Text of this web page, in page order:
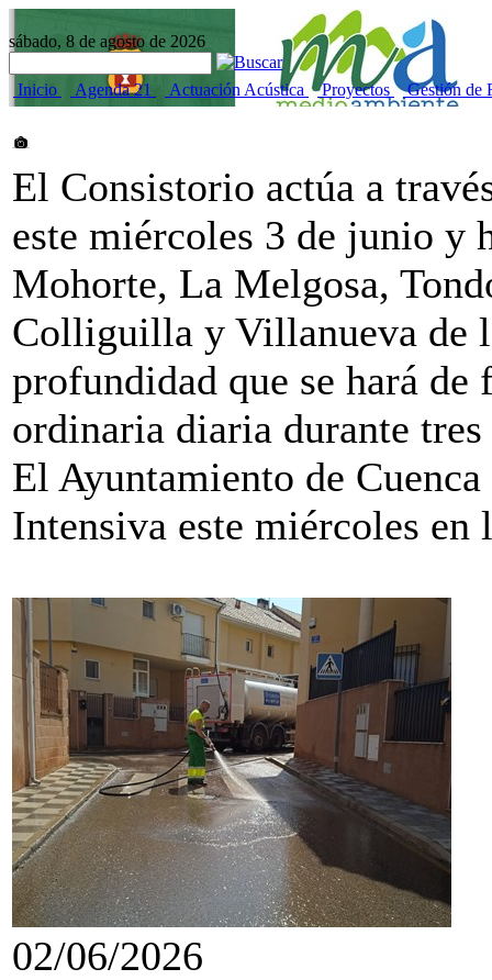
sábado, 8 de agosto de 2026
Inicio Agenda 21 Actuación Acústica Proyectos Gestión de
El Consistorio actúa a
este miércoles 3 de junio y
Mohorte, La Melgosa,
Colliguilla y Villanueva de
profundidad que se hará
ordinaria diaria durante tres
El Ayuntamiento de
Intensiva este miércoles en
02/06/2026